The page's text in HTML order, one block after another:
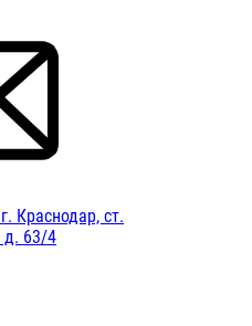
Краснодар, ст.
д. 63/4